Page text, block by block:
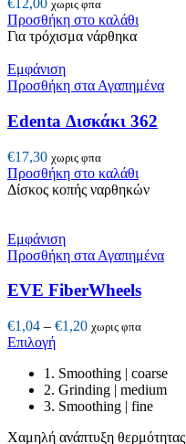
€12,00 χωρις φπα
Προσθήκη στο καλάθι
Για τρόχισμα νάρθηκα
Εμφάνιση
Προσθήκη στα Αγαπημένα
Edenta Δισκάκι 362
€17,30 χωρις φπα
Προσθήκη στο καλάθι
Δίσκος κοπής ναρθηκών
Εμφάνιση
Προσθήκη στα Αγαπημένα
EVE FiberWheels
€1,04 – €1,20Price
through
€1,20
χωρις φπα
ΕπιλογήΑυτό
προϊόν
έχει
πολλαπλές
Οι
1. Smoothing | coarse
2. Grinding | medium
3. Smoothing | fine
Χαμηλή ανάπτυξη